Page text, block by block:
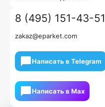
8 (495) 151-43-51
zakaz@eparket.com
Написать в Telegram
Написать в Мах